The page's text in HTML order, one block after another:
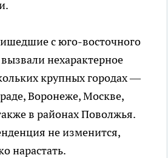
с юго-восточного
нехарактерное
крупных городах —
Воронеже, Москве,
в районах Поволжья.
не изменится,
нарастать.